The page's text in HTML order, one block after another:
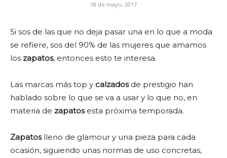
18 de mayo, 2017
Si sos de las que no deja pasar una en lo que a moda
se refiere, sos del 90% de las mujeres que amamos
los zapatos, entonces esto te interesa.
Las marcas más top y calzadosde prestigio han
hablado sobre lo que se va a usar y lo que no, en
materia de zapatosesta próxima temporada.
Zapatos lleno de glamour y una pieza para cada
ocasión, siguiendo unas normas de uso concretas,